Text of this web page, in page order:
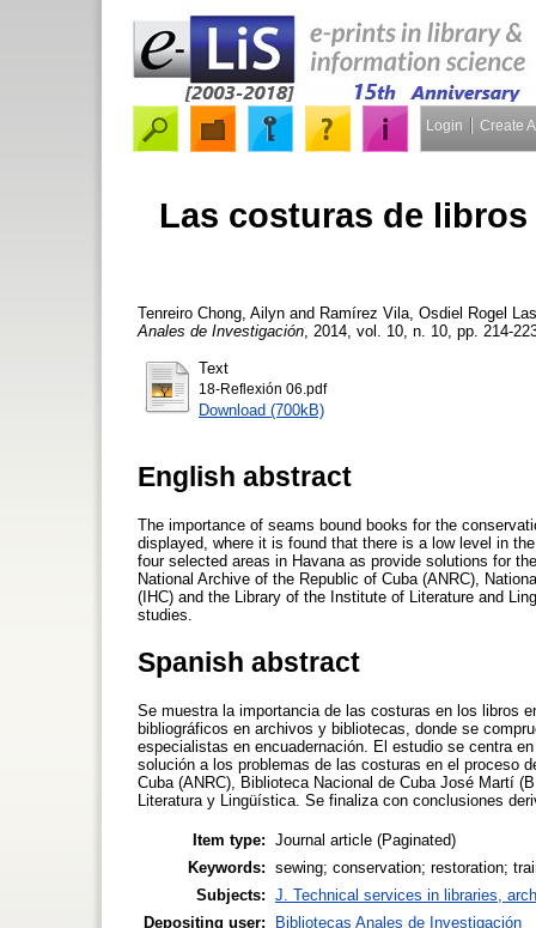
Login Create
Las costuras de
Tenreiro Chong, Ailyn and Ramírez Vila, Osdiel Rogel
Anales de Investigación , 2014, vol. 10, n. 10, pp. 214-
Text
18-Reflexión 06.pdf
Download (700kB)
English abstract
The importance of seams bound books for the
displayed, where it is found that there is a low level in
four selected areas in Havana as provide solutions for
National Archive of the Republic of Cuba (ANRC),
(IHC) and the Library of the Institute of Literature and
studies.
Spanish abstract
Se muestra la importancia de las costuras en los libros
bibliográficos en archivos y bibliotecas, donde se
especialistas en encuadernación. El estudio se centra
solución a los problemas de las costuras en el proceso
Cuba (ANRC), Biblioteca Nacional de Cuba José Martí
Literatura y Lingüística. Se finaliza con conclusiones
Item type: Journal article (Paginated)
Keywords: sewing; conservation; restoration;
Subjects: J. Technical services in libraries,
Depositing user:
Bibliotecas Anales de Investigación